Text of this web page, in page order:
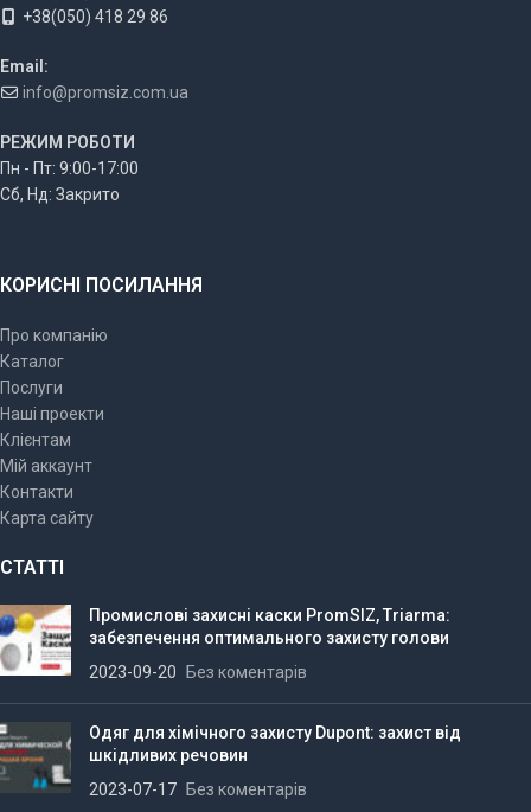
+38(050) 418 29 86
Email:
info@promsiz.com.ua
РЕЖИМ РОБОТИ
Пн - Пт: 9:00-17:00
Сб, Нд: Закрито
КОРИСНІ ПОСИЛАННЯ
Про компанію
Каталог
Послуги
Наші проекти
Клієнтам
Мій аккаунт
Контакти
Карта сайту
СТАТТІ
Промислові захисні каски PromSIZ, Triarma:
забезпечення оптимального захисту голови
2023-09-20
Без коментарів
Одяг для хімічного захисту Dupont: захист від
шкідливих речовин
2023-07-17
Без коментарів